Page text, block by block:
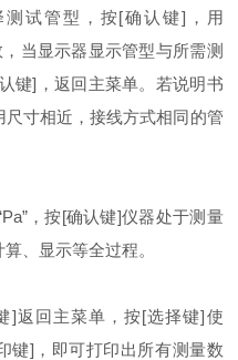
试管型，按[确认键]，用
当显示器显示管型与所需测
键]，返回主菜单。若说明书
寸相近，接线方式相同的管
，按[确认键]仪器处于测量
、显示等全过程。
]返回主菜单，按[选择键]使
]，即可打印出所有测量数